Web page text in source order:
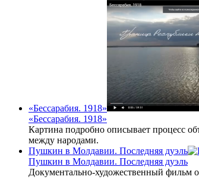
«Бессарабия. 1918»
«Бессарабия. 1918»
Картина подробно описывает процесс
между народами.
Пушкин в Молдавии. Последняя дуэль
Пушкин в Молдавии. Последняя дуэль
Документально-художественный фильм